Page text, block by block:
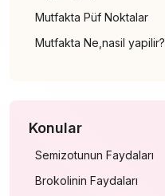
Mutfakta Püf Noktalar
Mutfakta Ne,nasil yapilir?
Konular
Semizotunun Faydaları
Brokolinin Faydaları